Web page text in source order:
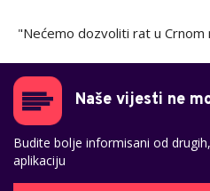
"Nećemo dozvoliti rat u Crnom
Naše vijesti ne
Budite bolje informisani od
aplikaciju